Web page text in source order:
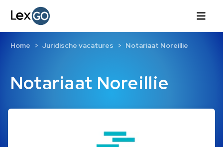
Notariaat Noreillie
Home Juridische vacatures Notariaat Noreillie